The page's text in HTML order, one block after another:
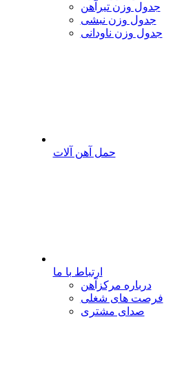
جدول وزن تیرآهن
جدول وزن نبشی
جدول وزن ناودانی
حمل آهن آلات
ارتباط با ما
درباره مرکزآهن
فرصت های شغلی
صدای مشتری